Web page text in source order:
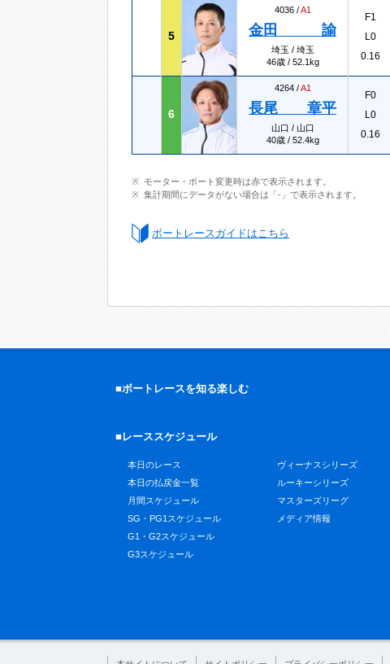
5
4036 /A1
金田 諭
埼玉 / 埼玉
46歳 / 52.1kg
F1
L0
0.16
6
4264 /A1
長尾 章平
山口 / 山口
40歳 / 52.4kg
F0
L0
0.16
モーター・ボート変更時は赤で表示されます。
集計期間にデータがない場合は「-」で表示されます。
ボートレースガイドはこちら
■ボートレースを知る楽しむ
■レーススケジュール
本日のレース
本日の払戻金一覧
月間スケジュール
SG・PG1スケジュール
G1・G2スケジュール
G3スケジュール
ヴィーナスシリーズ
ルーキーシリーズ
マスターズリーグ
メディア情報